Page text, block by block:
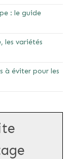
: le guide
les variétés
à éviter pour les